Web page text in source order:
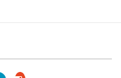
akademskih